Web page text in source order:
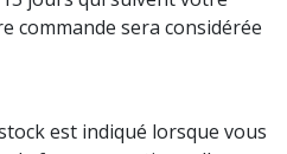
commande sera considérée
est indiqué lorsque vous